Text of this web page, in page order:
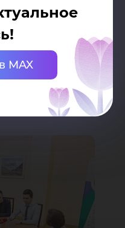
MAX
с технологиями
процесса,
пригласим